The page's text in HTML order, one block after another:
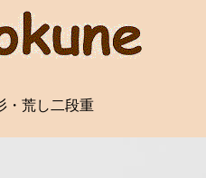
・荒し二段重